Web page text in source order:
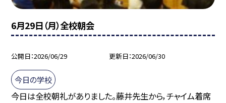
6月29日（月）全校朝会
公開日 2026/06/29 更新日 2026/06/30
今日の学校
今日は全校朝礼がありました。藤井先生から，チャイム着席